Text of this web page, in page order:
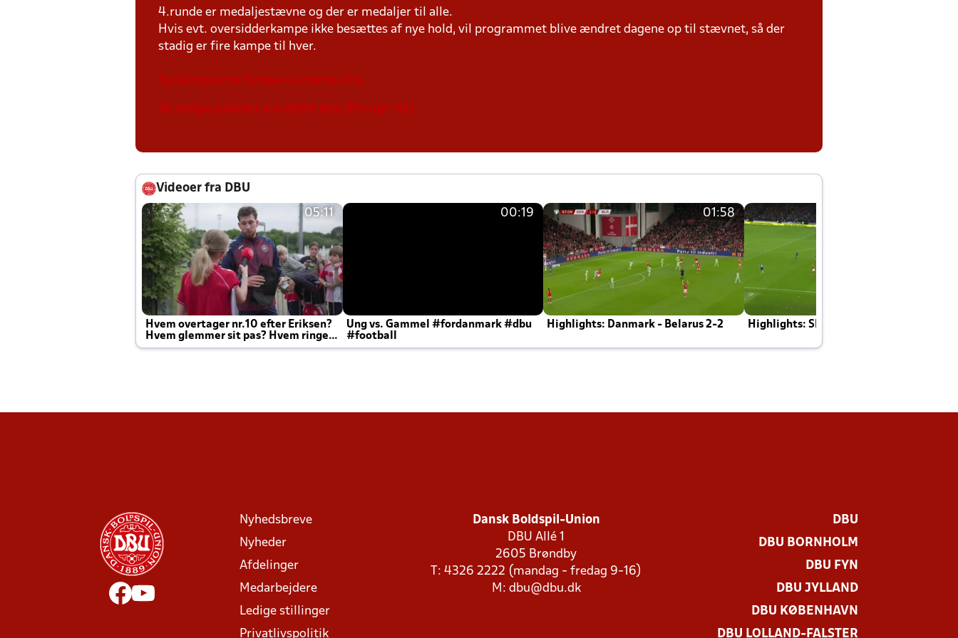
4.runde er medaljestævne og der er medaljer til alle.
Hvis evt. oversidderkampe ikke besættes af nye hold, vil programmet blive ændret dagene op til stævnet, så der
stadig er fire kampe til hver.
Spillereglerne findes via dette link.
Se ledige pladser via dette link (fra uge 43).
Videoer fra DBU
05:11
Hvem overtager nr.10 efter Eriksen?
Hvem glemmer sit pas? Hvem ringer
Joachim altid til efter kampe?
00:19
Ung vs. Gammel #fordanmark #dbu
#football
01:58
Highlights: Danmark - Belarus 2-2 Highlights: Skotland - Danmark 4-2
Nyhedsbreve
Nyheder
Afdelinger
Medarbejdere
Ledige stillinger
Privatlivspolitik
Dansk Boldspil-Union
DBU Allé 1
2605 Brøndby
T: 4326 2222 (mandag - fredag 9-16)
M: dbu@dbu.dk
DBU
DBU BORNHOLM
DBU FYN
DBU JYLLAND
DBU KØBENHAVN
DBU LOLLAND-FALSTER